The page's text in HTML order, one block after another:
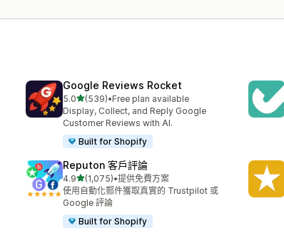
Google Reviews Rocket
5.0滿分 5 顆星
(539)
共有 539 則評價
•Free plan available
Display, Collect, and Reply Google
Customer Reviews with AI.
Built for Shopify
Reputon 客戶評論
4.9滿分 5 顆星
(1,075)
共有 1075 則評價
•提供免費方案
使用自動化郵件獲取真實的 Trustpilot 或
Google 評論
Built for Shopify